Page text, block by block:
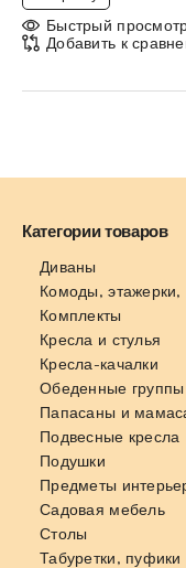
Быстрый
Добавить к
Категории товаров
Диваны
Комоды,
Комплекты
Кресла и стулья
Кресла-качалки
Обеденные группы
Папасаны и
Подвесные кресла
Подушки
Предметы
Садовая мебель
Столы
Табуретки, пуфики